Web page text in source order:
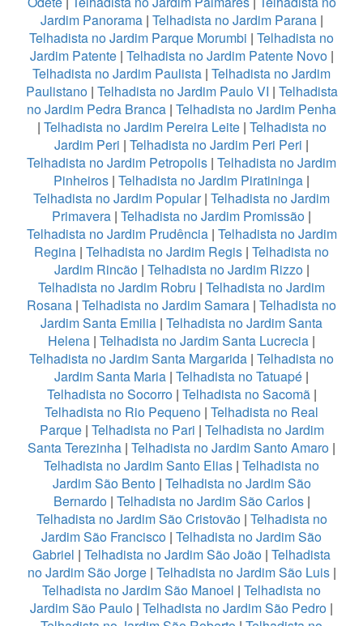
Jardim Panorama| Telhadista no Jardim Parana|
Telhadista no Jardim Parque Morumbi | Telhadista no
Jardim Patente| Telhadista no Jardim Patente Novo|
Telhadista no Jardim Paulista | Telhadista no Jardim
Paulistano| Telhadista no Jardim Paulo VI | Telhadista
no Jardim Pedra Branca | Telhadista no Jardim Penha
| Telhadista no Jardim Pereira Leite| Telhadista no
Jardim Peri | Telhadista no Jardim Peri Peri |
Telhadista no Jardim Petropolis | Telhadista no Jardim
Pinheiros | Telhadista no Jardim Piratininga |
Telhadista no Jardim Popular| Telhadista no Jardim
Primavera | Telhadista no Jardim Promissão |
Telhadista no Jardim Prudência| Telhadista no Jardim
Regina | Telhadista no Jardim Regis | Telhadista no
Jardim Rincão| Telhadista no Jardim Rizzo|
Telhadista no Jardim Robru | Telhadista no Jardim
Rosana | Telhadista no Jardim Samara | Telhadista no
Jardim Santa Emilia | Telhadista no Jardim Santa
Helena | Telhadista no Jardim Santa Lucrecia |
Telhadista no Jardim Santa Margarida | Telhadista no
Jardim Santa Maria | Telhadista no Tatuapé |
Telhadista no Socorro| Telhadista no Sacomã|
Telhadista no Rio Pequeno | Telhadista no Real
Parque| Telhadista no Pari | Telhadista no Jardim
Santa Terezinha | Telhadista no Jardim Santo Amaro |
Telhadista no Jardim Santo Elias | Telhadista no
Jardim São Bento| Telhadista no Jardim São
Bernardo| Telhadista no Jardim São Carlos|
Telhadista no Jardim São Cristovão| Telhadista no
Jardim São Francisco | Telhadista no Jardim São
Gabriel | Telhadista no Jardim São João | Telhadista
no Jardim São Jorge| Telhadista no Jardim São Luis|
Telhadista no Jardim São Manoel | Telhadista no
Jardim São Paulo | Telhadista no Jardim São Pedro |